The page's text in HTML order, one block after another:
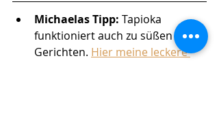
Michaelas Tipp: Tapioka
funktioniert auch zu süßen
Gerichten. Hier meine leckere